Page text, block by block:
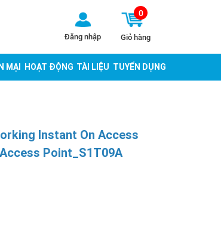
Đăng nhập
0
Giỏ hàng
MẠI HOẠT ĐỘNG TÀI LIỆU TUYỂN DỤNG
Instant On Access
Point_S1T09A